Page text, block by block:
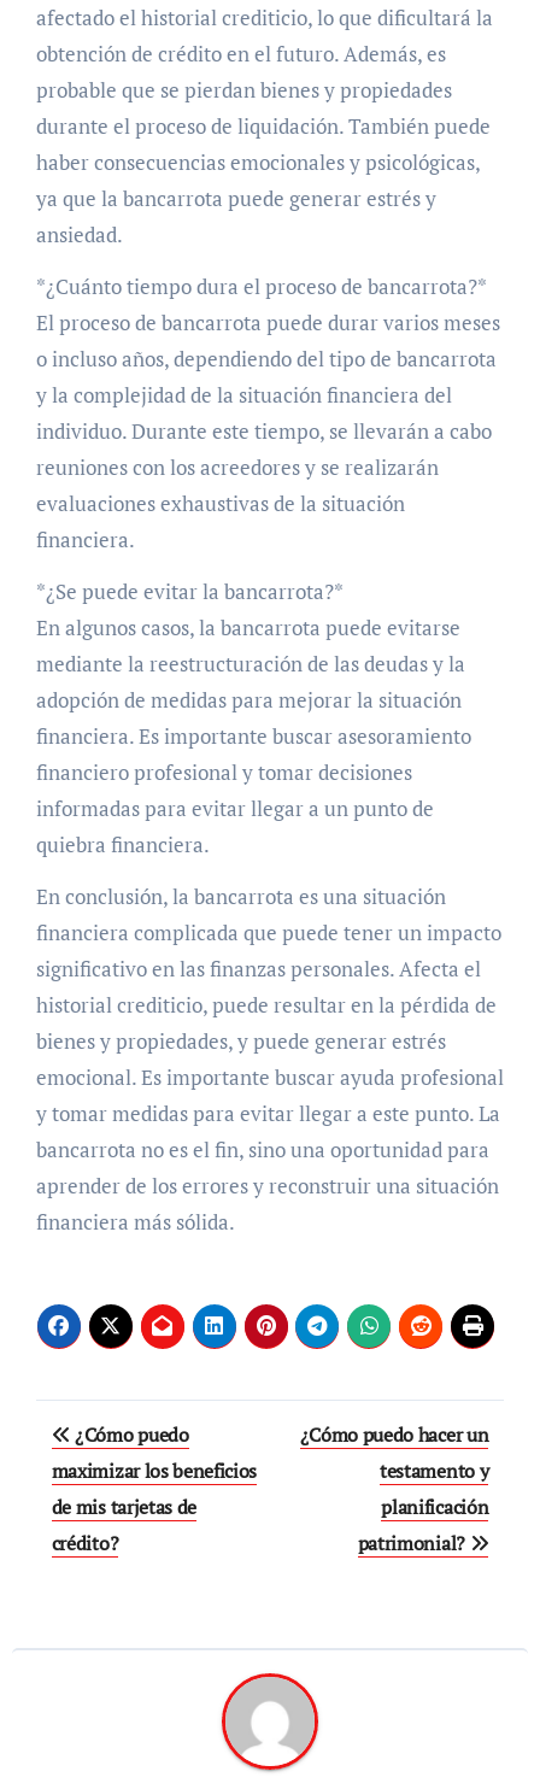
afectado el historial crediticio, lo que dificultará la
obtención de crédito en el futuro. Además, es
probable que se pierdan bienes y propiedades
durante el proceso de liquidación. También puede
haber consecuencias emocionales y psicológicas,
ya que la bancarrota puede generar estrés y
ansiedad.
*¿Cuánto tiempo dura el proceso de bancarrota?*
El proceso de bancarrota puede durar varios meses
o incluso años, dependiendo del tipo de bancarrota
y la complejidad de la situación financiera del
individuo. Durante este tiempo, se llevarán a cabo
reuniones con los acreedores y se realizarán
evaluaciones exhaustivas de la situación
financiera.
*¿Se puede evitar la bancarrota?*
En algunos casos, la bancarrota puede evitarse
mediante la reestructuración de las deudas y la
adopción de medidas para mejorar la situación
financiera. Es importante buscar asesoramiento
financiero profesional y tomar decisiones
informadas para evitar llegar a un punto de
quiebra financiera.
En conclusión, la bancarrota es una situación
financiera complicada que puede tener un impacto
significativo en las finanzas personales. Afecta el
historial crediticio, puede resultar en la pérdida de
bienes y propiedades, y puede generar estrés
emocional. Es importante buscar ayuda profesional
y tomar medidas para evitar llegar a este punto. La
bancarrota no es el fin, sino una oportunidad para
aprender de los errores y reconstruir una situación
financiera más sólida.
Navegación
de
entradas
¿Cómo puedo
maximizar los beneficios
de mis tarjetas de
crédito?
¿Cómo puedo hacer un
testamento y
planificación
patrimonial?